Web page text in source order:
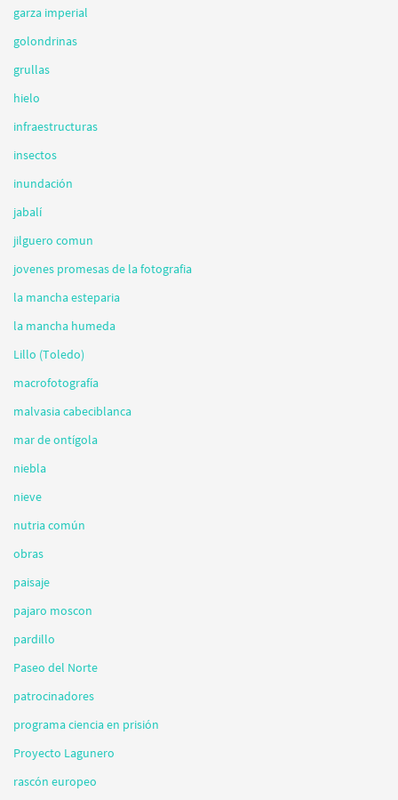
garza imperial
golondrinas
grullas
hielo
infraestructuras
insectos
inundación
jabalí
jilguero comun
jovenes promesas de la fotografia
la mancha esteparia
la mancha humeda
Lillo (Toledo)
macrofotografía
malvasia cabeciblanca
mar de ontígola
niebla
nieve
nutria común
obras
paisaje
pajaro moscon
pardillo
Paseo del Norte
patrocinadores
programa ciencia en prisión
Proyecto Lagunero
rascón europeo